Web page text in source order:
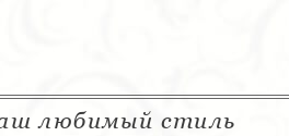
любимый стиль